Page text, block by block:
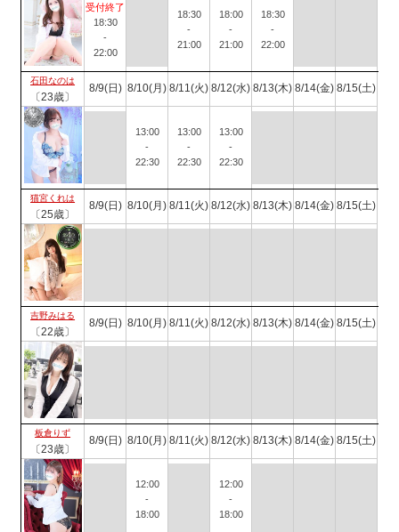
受付終了
18:30
-
22:00
18:30
-
21:00
18:00
-
21:00
18:30
-
22:00
石田なのは
〔23歳〕
8/9(日) 8/10(月) 8/11(火) 8/12(水) 8/13(木) 8/14(金) 8/15(土)
13:00
-
22:30
13:00
-
22:30
13:00
-
22:30
猫宮くれは
〔25歳〕
8/9(日) 8/10(月) 8/11(火) 8/12(水) 8/13(木) 8/14(金) 8/15(土)
吉野みはる
〔22歳〕
8/9(日) 8/10(月) 8/11(火) 8/12(水) 8/13(木) 8/14(金) 8/15(土)
板倉りず
〔23歳〕
8/9(日) 8/10(月) 8/11(火) 8/12(水) 8/13(木) 8/14(金) 8/15(土)
12:00
-
18:00
12:00
-
18:00